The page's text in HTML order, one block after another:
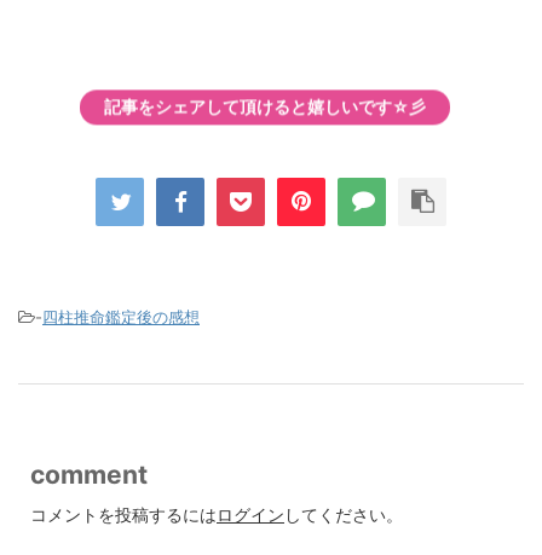
記事をシェアして頂けると嬉しいです☆彡
-四柱推命鑑定後の感想
comment
コメントを投稿するにはログイン してください。